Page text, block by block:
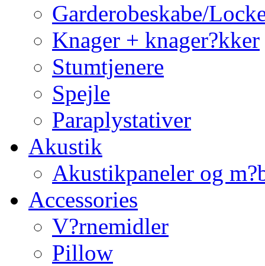
Garderobeskabe/
Knager + knager?kker
Stumtjenere
Spejle
Paraplystativer
Akustik
Akustikpaneler og
Accessories
V?rnemidler
Pillow